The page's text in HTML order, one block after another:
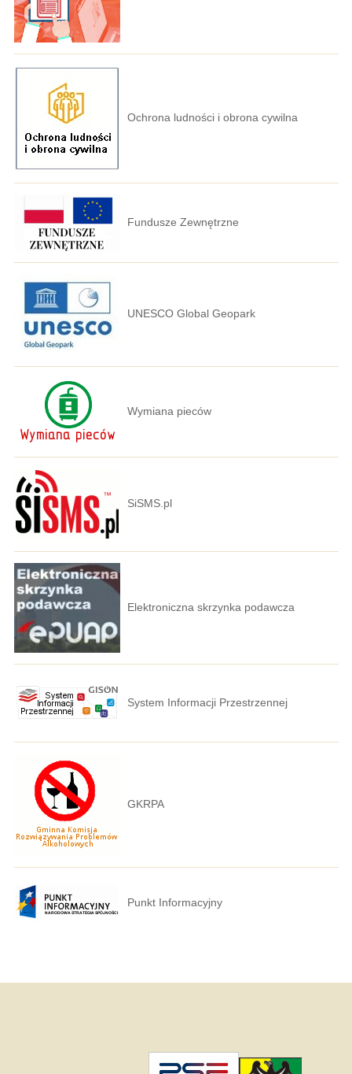
Ochrona ludności i obrona cywilna
Fundusze Zewnętrzne
UNESCO Global Geopark
Wymiana pieców
SiSMS.pl
Elektroniczna skrzynka podawcza
System Informacji Przestrzennej
GKRPA
Punkt Informacyjny